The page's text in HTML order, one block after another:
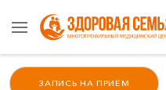
ЗАПИСЬ НА ПРИЁМ